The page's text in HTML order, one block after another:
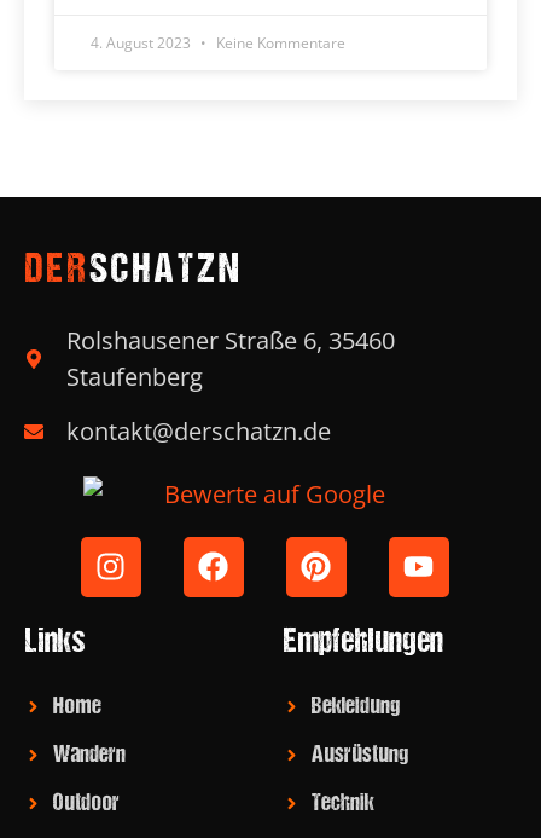
4. August 2023 Keine Kommentare
DERSCHATZN
Rolshausener Straße 6, 35460
Staufenberg
kontakt@derschatzn.de
Links
Home
Wandern
Outdoor
Empfehlungen
Bekleidung
Ausrüstung
Technik